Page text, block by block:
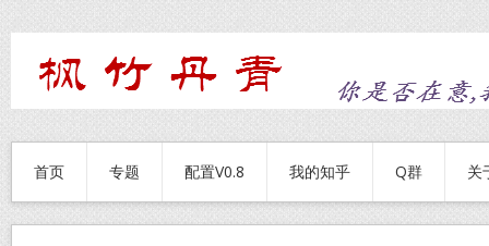
首页 专题 配置V0.8 我的知乎 Q群 关